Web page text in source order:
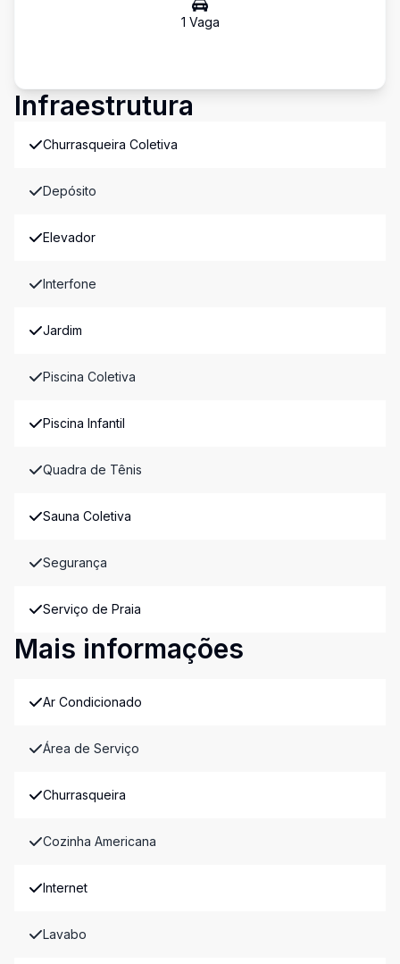
1 Vaga
Infraestrutura
Churrasqueira Coletiva
Depósito
Elevador
Interfone
Jardim
Piscina Coletiva
Piscina Infantil
Quadra de Tênis
Sauna Coletiva
Segurança
Serviço de Praia
Mais informações
Ar Condicionado
Área de Serviço
Churrasqueira
Cozinha Americana
Internet
Lavabo